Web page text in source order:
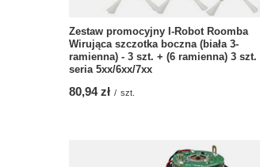
Zestaw promocyjny I-Robot Roomba
Wirująca szczotka boczna (biała 3-
ramienna) - 3 szt. + (6 ramienna) 3 szt.
seria 5xx/6xx/7xx
80,94 zł / szt.